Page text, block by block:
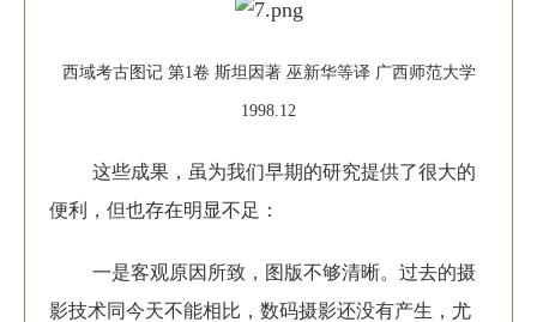
西域考古图记 第1卷 斯坦因著 巫新华等译 广西师范大学
1998.12
这些成果，虽为我们早期的研究提供了很大的
便利，但也存在明显不足：
一是客观原因所致，图版不够清晰。过去的摄
影技术同今天不能相比，数码摄影还没有产生，尤